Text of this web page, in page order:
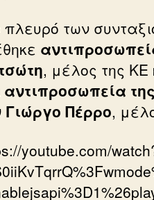
πλευρό των
, μέλος της ΚΕ
αντιπροσωπεία
Γιώργο Πέρρο,
youtube.com/